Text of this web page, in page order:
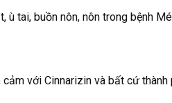
ù tai, buồn nôn, nôn trong bệnh
với Cinnarizin và bất cứ thành